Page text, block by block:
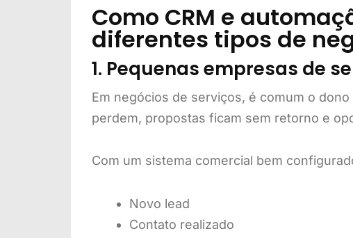
Como CRM e
diferentes tipos de
1. Pequenas empresas de
Em negócios de serviços, é comum o
perdem, propostas ficam sem retorno e
Com um sistema comercial bem
Novo lead
Contato realizado